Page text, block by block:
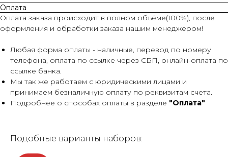
Оплата
Оплата заказа происходит в полном объёме(100%), после
оформления и обработки заказа нашим менеджером!
Любая форма оплаты - наличные, перевод по номеру
телефона, оплата по ссылке через СБП, онлайн-оплата по
ссылке банка.
Мы так же работаем с юридическими лицами и
принимаем безналичную оплату по реквизитам счета.
Подробнее о способах оплаты в разделе "Оплата"
Подобные варианты наборов: